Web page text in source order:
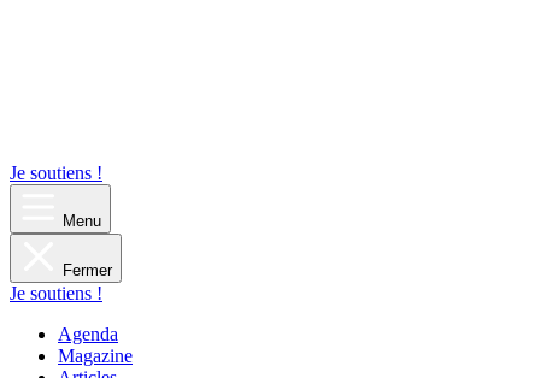
Je soutiens !
Menu
Fermer
Je soutiens !
Agenda
Magazine